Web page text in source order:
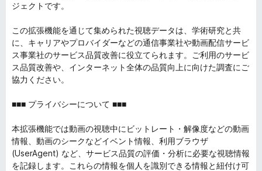
ジェクトです。
この拡張機能を通じて集められた視聴データは、学術研究と共
に、キャリアやプロバイダーなどの通信事業社や動画配信サービ
ス事業社のサービス品質改善に役立てられます。ご利用のサービ
ス品質改善や、インターネット全体の品質向上に向けた調査にご
協力ください。
■■■ プライバシーについて ■■■
本拡張機能では動画の視聴中にビットレート・解像度などの動画
情報、動画のシークなどイベント情報、利用ブラウザ
(UserAgent) など、サービス品質の評価・分析に必要な視聴情報
を記録します。これらの情報を個人を識別できる情報と紐付け可